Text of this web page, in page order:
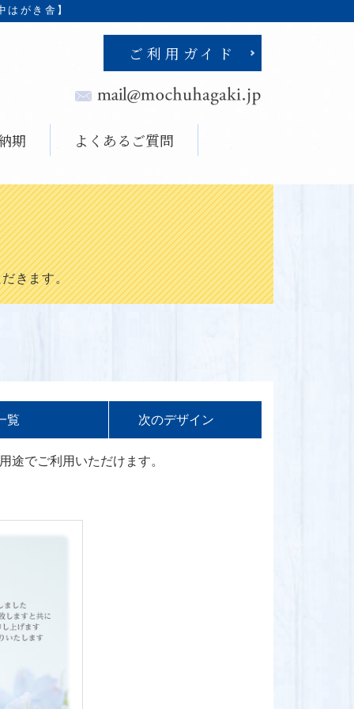
はがき舎】
ご利用ガイド
期 よくあるご質問
きます。
覧 次のデザイン
途でご利用いただけます。